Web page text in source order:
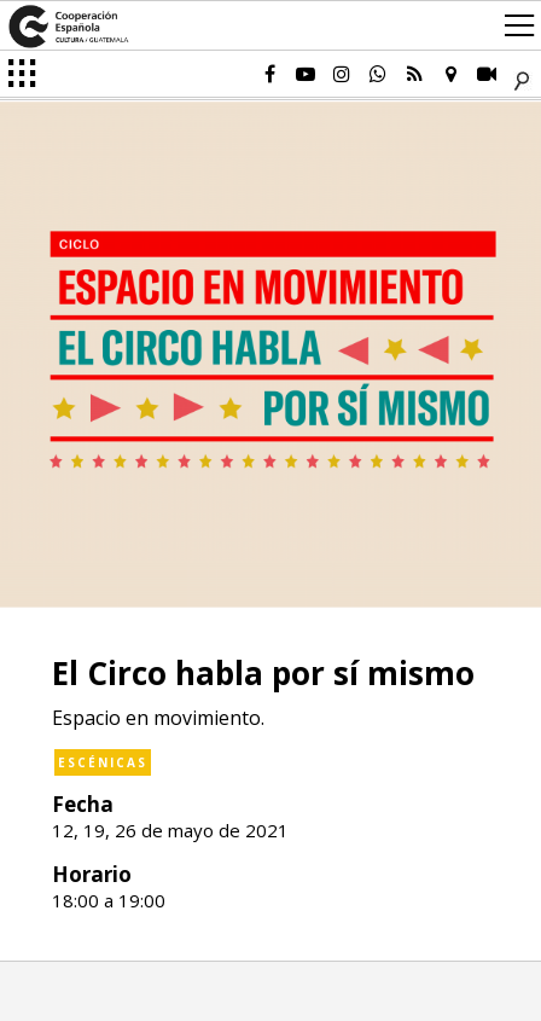
El Circo habla por sí mismo
Espacio en movimiento.
ESCÉNICAS
Fecha
12, 19, 26 de mayo de 2021
Horario
18:00 a 19:00